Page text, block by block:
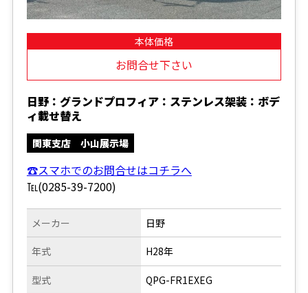
本体価格
お問合せ下さい
日野：グランドプロフィア：ステンレス架装：ボデ
ィ載せ替え
関東支店 小山展示場
☎スマホでのお問合せはコチラへ
℡(0285-39-7200)
メーカー
年式
型式
日野
H28年
QPG-FR1EXEG